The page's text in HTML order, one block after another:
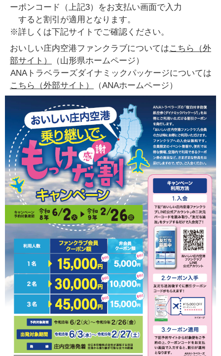
ーポンコード（上記3）をお支払い画面で入力
すると割引が適用となります。
※詳しくは下記サイトでご確認ください。
おいしい庄内空港ファンクラブについてはこちら（外
部サイト）
（山形県ホームページ）
ANAトラベラーズダイナミックパッケージについては
こちら（外部サイト）
（ANAホームページ）